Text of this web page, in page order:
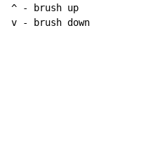
^ - brush up
v - brush down